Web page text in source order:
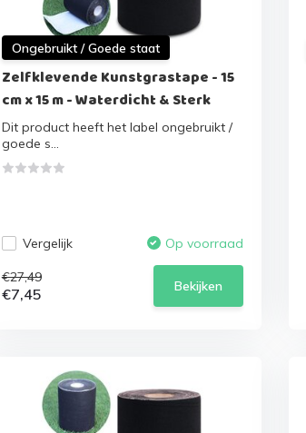
Ongebruikt / Goede staat
Zelfklevende Kunstgrastape - 15
cm x 15 m - Waterdicht & Sterk
Dit product heeft het label ongebruikt /
goede s...
Vergelijk Op voorraad
€27,49
€7,45 Bekijken